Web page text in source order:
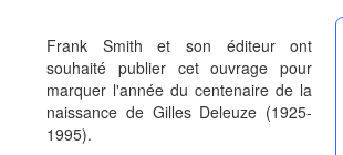
Frank Smith et son éditeur ont
souhaité publier cet ouvrage pour
marquer l'année du centenaire de la
naissance de Gilles Deleuze (1925-
1995).